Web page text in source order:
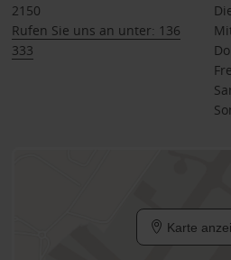
2150
Rufen Sie uns an unter: 136
333
Karte